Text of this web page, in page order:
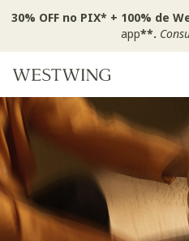
30% OFF no PIX* + 100% de
app**.